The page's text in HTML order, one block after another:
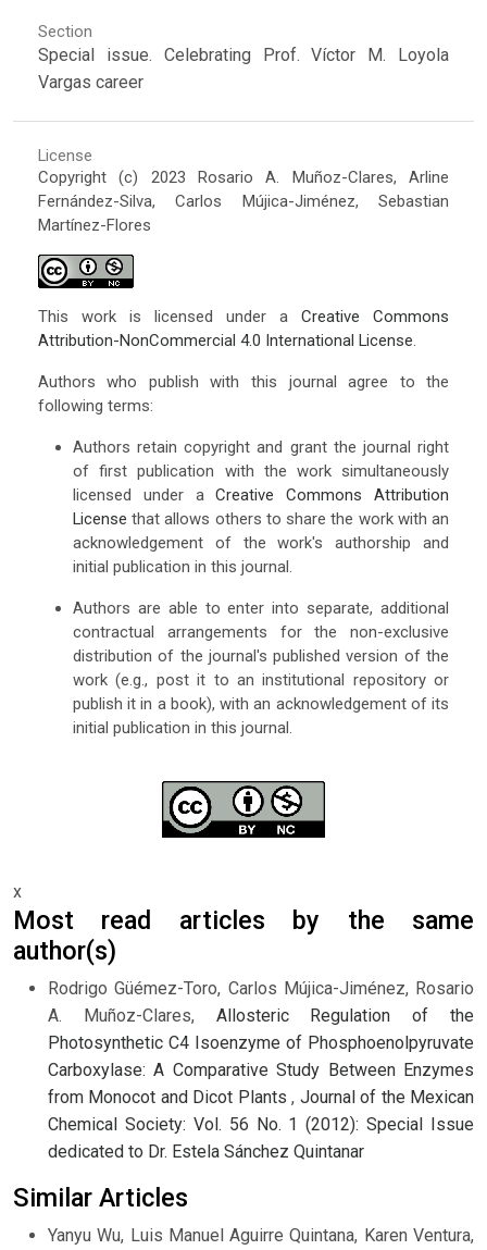
Section
Special issue. Celebrating Prof. Víctor M. Loyola
Vargas career
License
Copyright (c) 2023 Rosario A. Muñoz-Clares, Arline
Fernández-Silva, Carlos Mújica-Jiménez, Sebastian
Martínez-Flores
This work is licensed under aCreative Commons
Attribution-NonCommercial 4.0 International License
Authors who publish with this journal agree to the
following terms:
Authors retain copyright and grant the journal right
of first publication with the work simultaneously
licensed under aCreative Commons Attribution
License that allows others to share the work with an
acknowledgement of the work's authorship and
initial publication in this journal.
Authors are able to enter into separate, additional
contractual arrangements for the non-exclusive
distribution of the journal's published version of the
work (e.g., post it to an institutional repository or
publish it in a book), with an acknowledgement of its
initial publication in this journal.
x
Most read articles by the same
author(s)
Rodrigo Güémez-Toro, Carlos Mújica-Jiménez, Rosario
A. Muñoz-Clares, Allosteric Regulation of the
Photosynthetic C4 Isoenzyme of Phosphoenolpyruvate
Carboxylase: A Comparative Study Between Enzymes
from Monocot and Dicot Plants, Journal of the Mexican
Chemical Society: Vol. 56 No. 1 (2012): Special Issue
dedicated to Dr. Estela Sánchez Quintanar
Similar Articles
Yanyu Wu, Luis Manuel Aguirre Quintana, Karen Ventura,